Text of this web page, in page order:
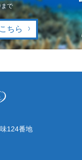
で
ちら
124番地